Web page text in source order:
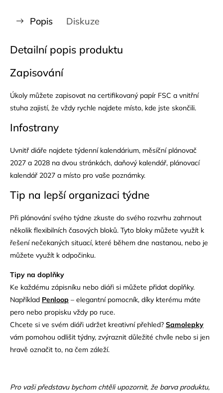
Popis Diskuze
Detailní popis produktu
Zapisování
Úkoly můžete zapisovat na certifikovaný papír FSC a vnitřní
stuha zajistí, že vždy rychle najdete místo, kde jste skončili.
Infostrany
Uvnitř diáře najdete týdenní kalendárium, měsíční plánovač
2027 a 2028 na dvou stránkách, daňový kalendář, plánovací
kalendář 2027 a místo pro vaše poznámky.
Tip na lepší organizaci týdne
Při plánování svého týdne zkuste do svého rozvrhu zahrnout
několik flexibilních časových bloků. Tyto bloky můžete využít k
řešení nečekaných situací, které během dne nastanou, nebo je
můžete využít k odpočinku.
Tipy na doplňky
Ke každému zápisníku nebo diáři si můžete přidat doplňky.
Například Penloop – elegantní pomocník, díky kterému máte
pero nebo propisku vždy po ruce.
Chcete si ve svém diáři udržet kreativní přehled? Samolepky
vám pomohou odlišit týdny, zvýraznit důležité chvíle nebo si jen
hravě označit to, na čem záleží.
Pro vaši představu bychom chtěli upozornit, že barva produktu,